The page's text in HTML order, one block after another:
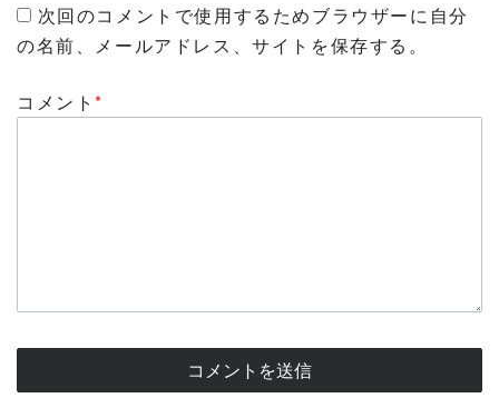
次回のコメントで使用するためブラウザーに自分
の名前、メールアドレス、サイトを保存する。
コメント*